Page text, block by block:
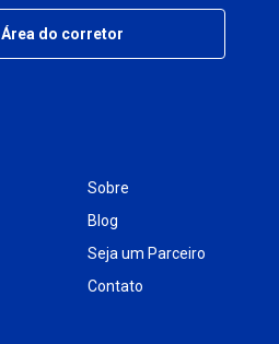
Sobre
Blog
Seja um Parceiro
Contato
Área do corretor